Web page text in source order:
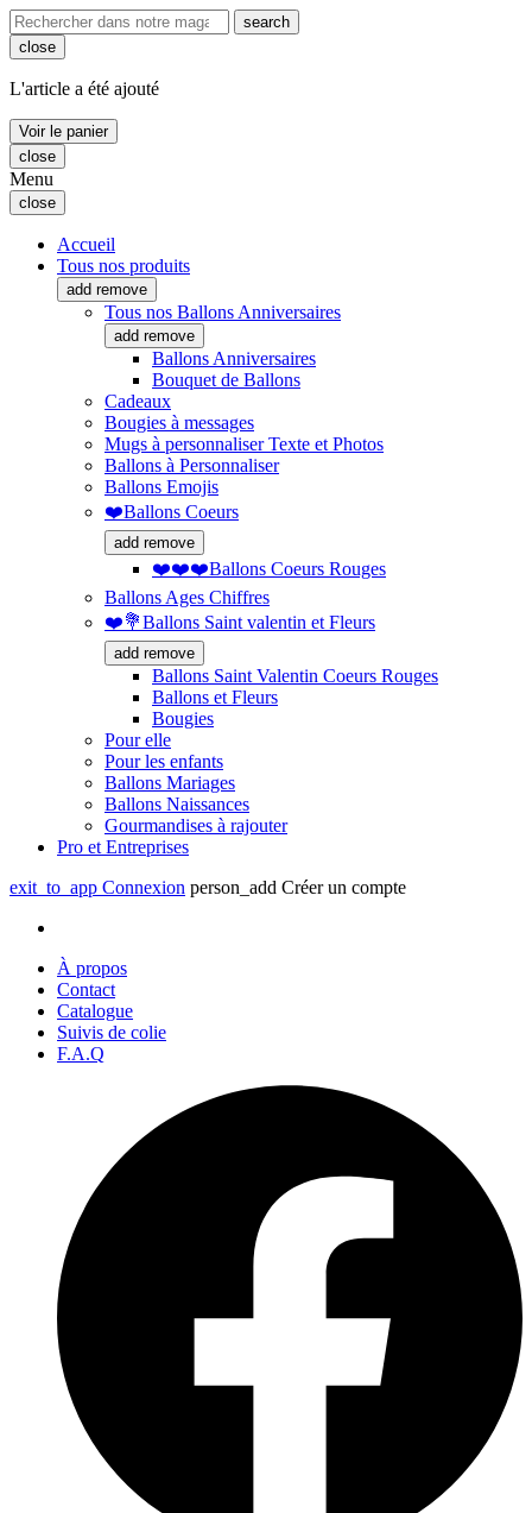
search
close
L'article a été ajouté
Voir le panier
close
Menu
close
Accueil
Tous nos produits
add remove
Tous nos Ballons Anniversaires
add remove
Ballons Anniversaires
Bouquet de Ballons
Cadeaux
Bougies à messages
Mugs à personnaliser Texte et Photos
Ballons à Personnaliser
Ballons Emojis
❤️Ballons Coeurs
add remove
❤️❤️❤️Ballons Coeurs Rouges
Ballons Ages Chiffres
❤️💐Ballons Saint valentin et Fleurs
add remove
Ballons Saint Valentin Coeurs Rouges
Ballons et Fleurs
Bougies
Pour elle
Pour les enfants
Ballons Mariages
Ballons Naissances
Gourmandises à rajouter
Pro et Entreprises
exit_to_app Connexion person_add Créer un compte
À propos
Contact
Catalogue
Suivis de colie
F.A.Q